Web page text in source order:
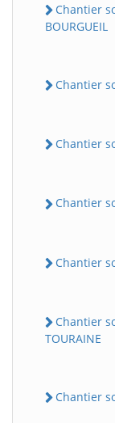
Chantier
BOURGUEIL
Chantier
Chantier
Chantier
Chantier
Chantier
TOURAINE
Chantier